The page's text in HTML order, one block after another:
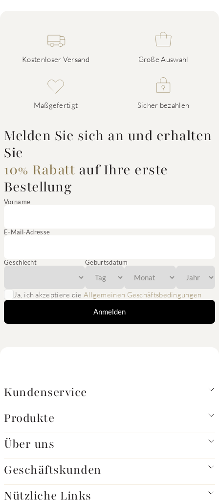
Kostenloser Versand Große Auswahl
Maßgefertigt Sicher bezahlen
Melden Sie sich an und erhalten
Sie
10% Rabatt auf Ihre erste
Bestellung
Vorname
E-Mail-Adresse
Geschlecht Geburtsdatum
Ja, ich akzeptiere die Allgemeinen Geschäftsbedingungen
Anmelden
Kundenservice
Produkte
Über uns
Geschäftskunden
Nützliche Links